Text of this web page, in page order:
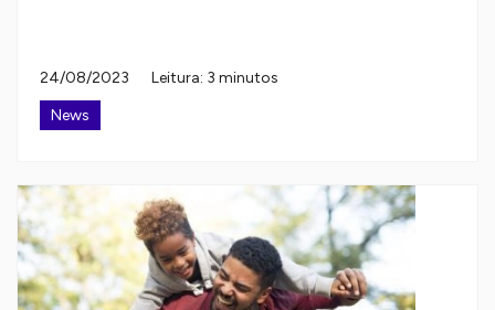
24/08/2023
Leitura: 3 minutos
News